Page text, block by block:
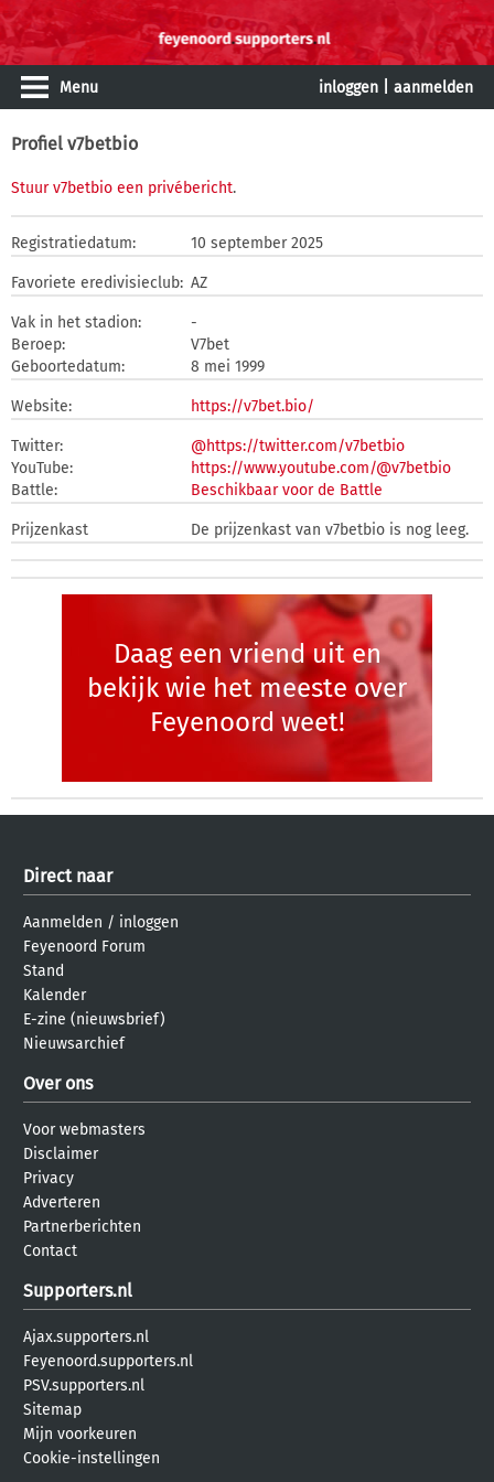
Menu inloggen aanmelden
Profiel v7betbio
Stuur v7betbio een privébericht.
Registratiedatum: 10 september 2025
Favoriete eredivisieclub: AZ
Vak in het stadion:
-
Beroep:
V7bet
Geboortedatum:
8 mei 1999
Website: https://v7bet.bio/
Twitter:
@https://twitter.com/v7betbio
YouTube:
https://www.youtube.com/@v7betbio
Battle:
Beschikbaar voor de Battle
Prijzenkast De prijzenkast van v7betbio is nog leeg.
Daag een vriend uit en
bekijk wie het meeste over
Feyenoord weet!
Direct naar
Aanmelden / inloggen
Feyenoord Forum
Stand
Kalender
E-zine (nieuwsbrief)
Nieuwsarchief
Over ons
Voor webmasters
Disclaimer
Privacy
Adverteren
Partnerberichten
Contact
Supporters.nl
Ajax.supporters.nl
Feyenoord.supporters.nl
PSV.supporters.nl
Sitemap
Mijn voorkeuren
Cookie-instellingen